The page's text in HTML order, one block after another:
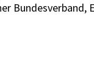
Bundesverband,